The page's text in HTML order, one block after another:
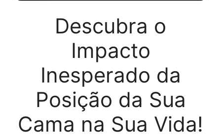
Descubra o
Impacto
Inesperado da
Posição da Sua
Cama na Sua Vida!